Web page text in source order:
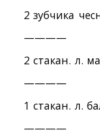
2 зубчика
————
2 стакан. л.
————
1 стакан. л.
————